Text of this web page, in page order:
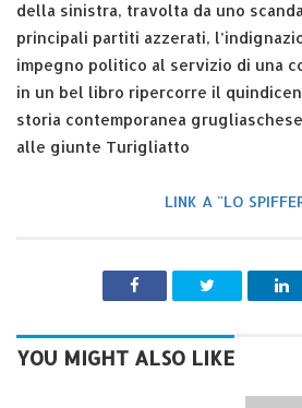
della sinistra, travolta da uno
principali partiti azzerati,
impegno politico al servizio di una
in un bel libro ripercorre il
storia contemporanea
alle giunte Turigliatto
LINK A "LO
YOU MIGHT ALSO LIKE